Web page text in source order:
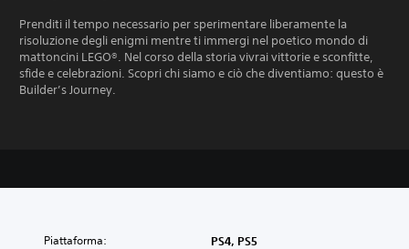
Prenditi il tempo necessario per sperimentare liberamente la
risoluzione degli enigmi mentre ti immergi nel poetico mondo di
mattoncini LEGO®. Nel corso della storia vivrai vittorie e sconfitte,
sfide e celebrazioni. Scopri chi siamo e ciò che diventiamo: questo è
Builder’s Journey.
Piattaforma: PS4, PS5